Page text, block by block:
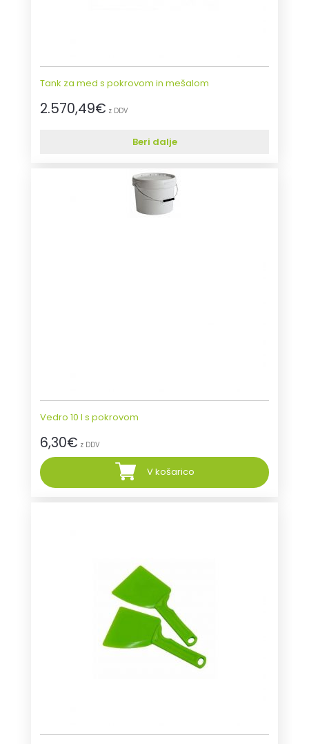
Tank za med s pokrovom in mešalom
2.570,49€ z DDV
Beri dalje
Vedro 10 l s pokrovom
6,30€ z DDV
V košarico